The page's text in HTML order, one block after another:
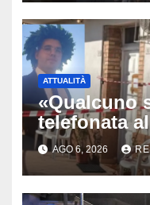
ATTUALITÀ
«Qualcuno
telefonata
dell’orrore,
che ha
Altino
AGO 6, 2026